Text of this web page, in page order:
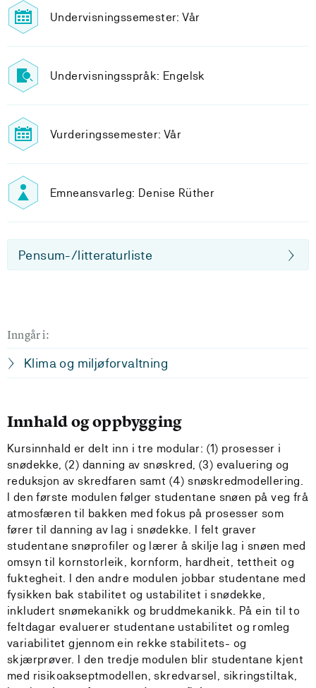
Undervisningssemester: Vår
Undervisningsspråk: Engelsk
Vurderingssemester: Vår
Emneansvarleg: Denise Rüther
Pensum-/litteraturliste
Inngår i:
Klima og miljøforvaltning
Innhald og oppbygging
Kursinnhald er delt inn i tre modular: (1) prosesser i
snødekke, (2) danning av snøskred, (3) evaluering og
reduksjon av skredfaren samt (4) snøskredmodellering.
I den første modulen følger studentane snøen på veg frå
atmosfæren til bakken med fokus på prosesser som
fører til danning av lag i snødekke. I felt graver
studentane snøprofiler og lærer å skilje lag i snøen med
omsyn til kornstorleik, kornform, hardheit, tettheit og
fuktegheit. I den andre modulen jobbar studentane med
fysikken bak stabilitet og ustabilitet i snødekke,
inkludert snømekanikk og bruddmekanikk. På ein til to
feltdagar evaluerer studentane ustabilitet og romleg
variabilitet gjennom ein rekke stabilitets- og
skjærprøver. I den tredje modulen blir studentane kjent
med risikoakseptmodellen, skredvarsel, sikringstiltak,